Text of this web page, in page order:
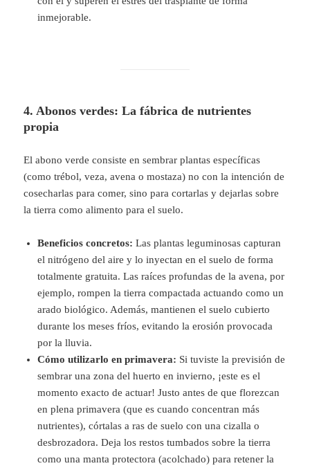
inmejorable.
4. Abonos verdes: La fábrica de nutrientes
propia
El abono verde consiste en sembrar plantas específicas
(como trébol, veza, avena o mostaza) no con la intención de
cosecharlas para comer, sino para cortarlas y dejarlas sobre
la tierra como alimento para el suelo.
Beneficios concretos: Las plantas leguminosas capturan
el nitrógeno del aire y lo inyectan en el suelo de forma
totalmente gratuita. Las raíces profundas de la avena, por
ejemplo, rompen la tierra compactada actuando como un
arado biológico. Además, mantienen el suelo cubierto
durante los meses fríos, evitando la erosión provocada
por la lluvia.
Cómo utilizarlo en primavera: Si tuviste la previsión de
sembrar una zona del huerto en invierno, ¡este es el
momento exacto de actuar! Justo antes de que florezcan
en plena primavera (que es cuando concentran más
nutrientes), córtalas a ras de suelo con una cizalla o
desbrozadora. Deja los restos tumbados sobre la tierra
como una manta protectora (acolchado) para retener la